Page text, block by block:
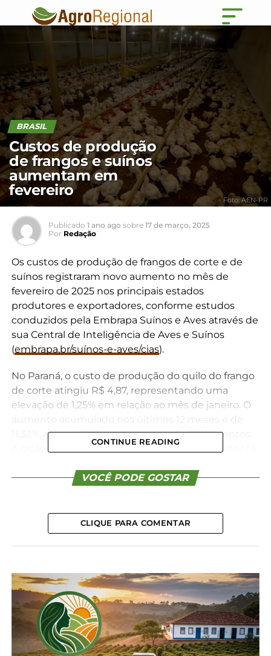
BRASIL
Custos de produção
de frangos e suínos
aumentam em
fevereiro
Foto: AEN-PR
Publicado 1 ano ago sobre 17 de março, 2025
Por Redação
Os custos de produção de frangos de corte e de
suínos registraram novo aumento no mês de
fevereiro de 2025 nos principais estados
produtores e exportadores, conforme estudos
conduzidos pela Embrapa Suínos e Aves através de
sua Central de Inteligência de Aves e Suínos
(embrapa.br/suínos-e-aves/cias).
No Paraná, o custo de produção do quilo do frango
de corte atingiu R$ 4,87, representando uma
elevação de 1,25% em relação ao mês de janeiro. O
11,32%, com o ICPFrango alcançando 377,13 pontos.
A ração se destacou como o principal componente
12,27% no acumulado dos últimos 12 meses,
Em Santa Catarina, o custo de produção do quilo
de suíno vivo alcançou R$ 6,37, representando uma
aumento acumulado nos últimos 12 meses é de
11,82%, com o ICPSuíno alcançando 364,26 pontos.
A ração dos animais se destacou como o principal
componente de custo, com um aumento de 0,10%
no mês e 10,86% no acumulado dos últimos 12
meses, atingindo uma participação de 72,62% no
CONTINUE READING
VOCÊ PODE GOSTAR
CLIQUE PARA COMENTAR